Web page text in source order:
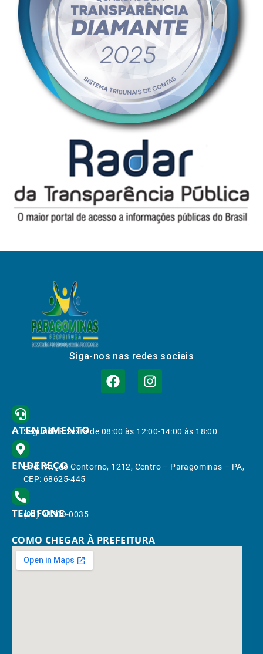
Siga-nos nas redes sociais
ATENDIMENTO
Segunda à Sexta de 08:00 às 12:00-14:00 às 18:00
ENDEREÇO
End.: Av. do Contorno, 1212, Centro – Paragominas – PA,
CEP: 68625-445
TELEFONE
(91) 98309-0035
COMO CHEGAR À PREFEITURA